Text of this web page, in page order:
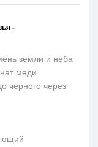
-
земли и неба
меди
черного через